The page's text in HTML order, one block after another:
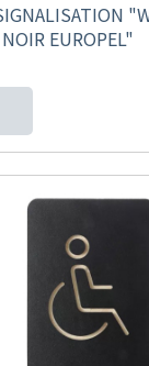
EUROPEL"